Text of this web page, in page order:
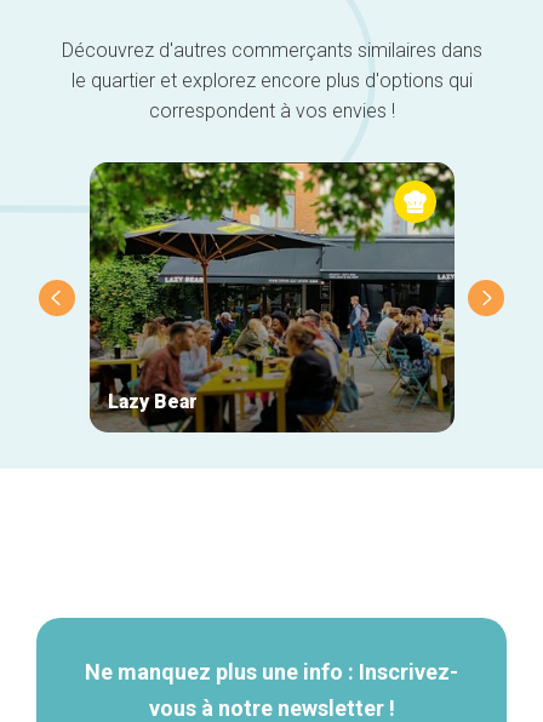
Découvrez d'autres commerçants similaires dans
le quartier et explorez encore plus d'options qui
correspondent à vos envies !
Lazy Bear
Ne manquez plus une info : Inscrivez-
vous à notre newsletter !